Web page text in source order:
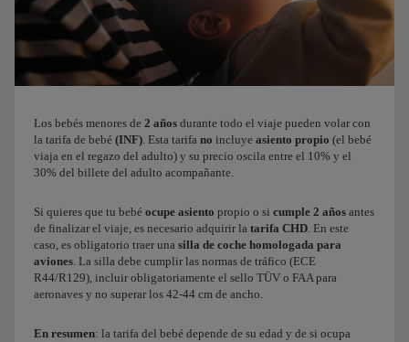
Los bebés menores de 2 años durante todo el viaje pueden volar con
la tarifa de bebé (INF). Esta tarifa no incluye asiento propio (el bebé
viaja en el regazo del adulto) y su precio oscila entre el 10% y el
30% del billete del adulto acompañante.
Si quieres que tu bebé ocupe asiento propio o si cumple 2 años antes
de finalizar el viaje, es necesario adquirir la tarifa CHD. En este
caso, es obligatorio traer una silla de coche homologada para
aviones. La silla debe cumplir las normas de tráfico (ECE
R44/R129), incluir obligatoriamente el sello TÜV o FAA para
aeronaves y no superar los 42-44 cm de ancho.
En resumen: la tarifa del bebé depende de su edad y de si ocupa